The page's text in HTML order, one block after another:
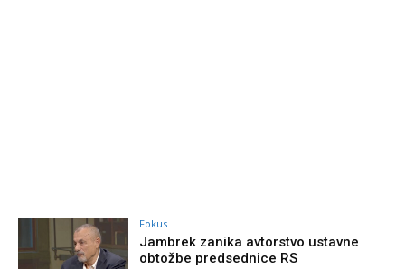
Fokus
Jambrek zanika avtorstvo ustavne
obtožbe predsednice RS